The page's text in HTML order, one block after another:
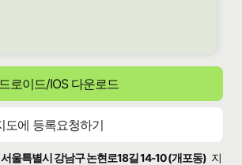
로이드/IOS 다운로드
도에 등록요청하기
서울특별시 강남구 논현로18길 14-10 (개포동) 지